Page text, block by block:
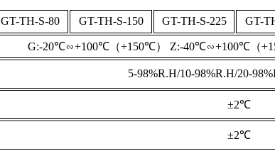
GT-TH-S-80 GT-TH-S-150 GT-TH-S-225 GT-
G:-20℃∽+100℃（+150℃） Z:-40℃∽+100℃（
5-98%R.H/10-98%R.H/20-
±2℃
±2℃